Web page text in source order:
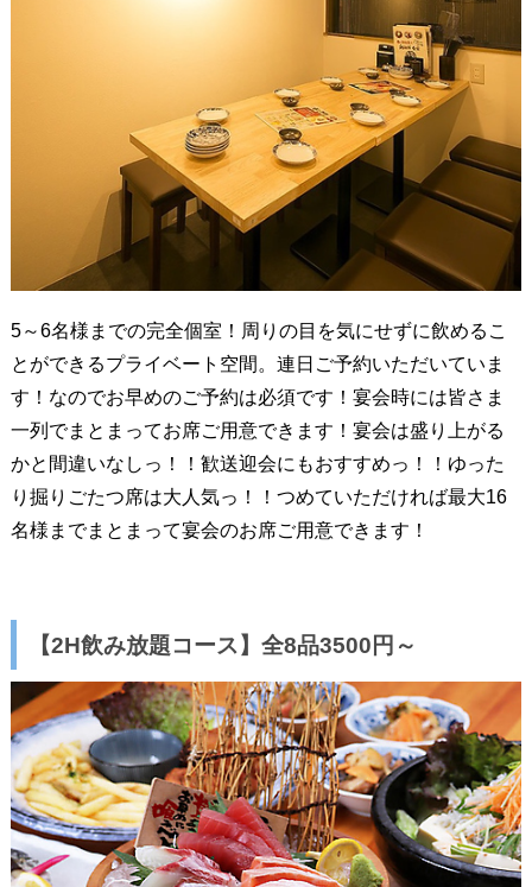
5～6名様までの完全個室！周りの目を気にせずに飲めるこ
とができるプライベート空間。連日ご予約いただいていま
す！なのでお早めのご予約は必須です！宴会時には皆さま
一列でまとまってお席ご用意できます！宴会は盛り上がる
かと間違いなしっ！！歓送迎会にもおすすめっ！！ゆった
り掘りごたつ席は大人気っ！！つめていただければ最大16
名様までまとまって宴会のお席ご用意できます！
【2H飲み放題コース】全8品3500円～